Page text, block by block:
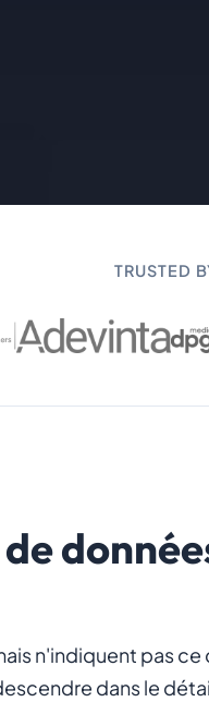
TRUSTED
n'indiquent pas
dans le